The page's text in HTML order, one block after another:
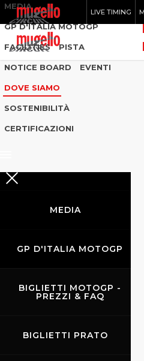
LIVE TIMING
MEDIA
GP D'ITALIA MOTOGP
FACILITIES PISTA
NOTICE BOARD EVENTI
DOVE SIAMO
SOSTENIBILITÀ
CERTIFICAZIONI
MEDIA
GP D'ITALIA MOTOGP
BIGLIETTI MOTOGP -
PREZZI & FAQ
BIGLIETTI PRATO